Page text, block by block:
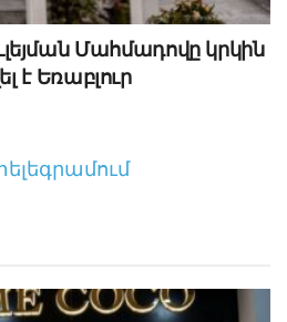
Մահմադովը կրկին
է Եռաբլուր